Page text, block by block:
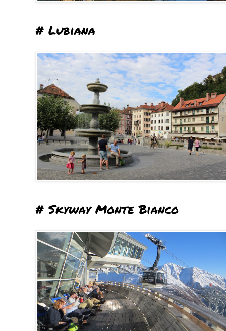
# Lubiana
# Skyway Monte Bianco